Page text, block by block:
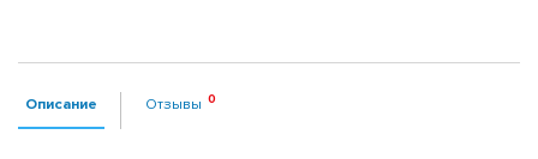
Описание Отзывы